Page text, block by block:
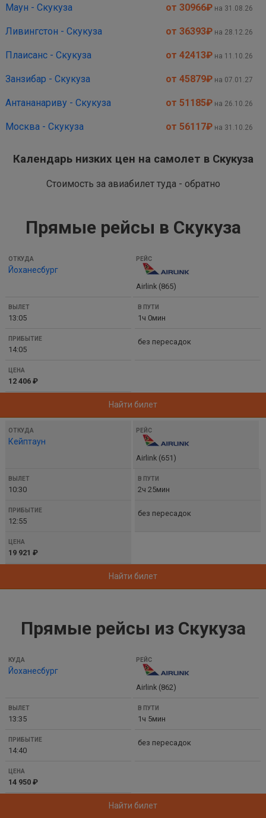
Маун - Скукуза от 30966₽ на 31.08.26
Ливингстон - Скукуза от 36393₽ на 28.12.26
Плаисанс - Скукуза от 42413₽ на 11.10.26
Занзибар - Скукуза от 45879₽ на 07.01.27
Антананариву - Скукуза от 51185₽ на 26.10.26
Москва - Скукуза от 56117₽ на 31.10.26
Календарь низких цен на самолет в Скукуза
Стоимость за авиабилет туда - обратно
Прямые рейсы в Скукуза
ОТКУДА
РЕЙС
В
ПУТИ
ПРИБЫТИЕ
ЦЕНА
Йоханесбург
Airlink (865)
13:05 1ч 0мин
14:05
без пересадок
12 406 ₽
Найти билет
Кейптаун
Airlink (651)
10:30 2ч 25мин
12:55
без пересадок
19 921 ₽
Найти билет
Прямые рейсы из Скукуза
КУДА
РЕЙС
В
ПУТИ
ПРИБЫТИЕ
ЦЕНА
Йоханесбург
Airlink (862)
13:35 1ч 5мин
14:40
без пересадок
14 950 ₽
Найти билет